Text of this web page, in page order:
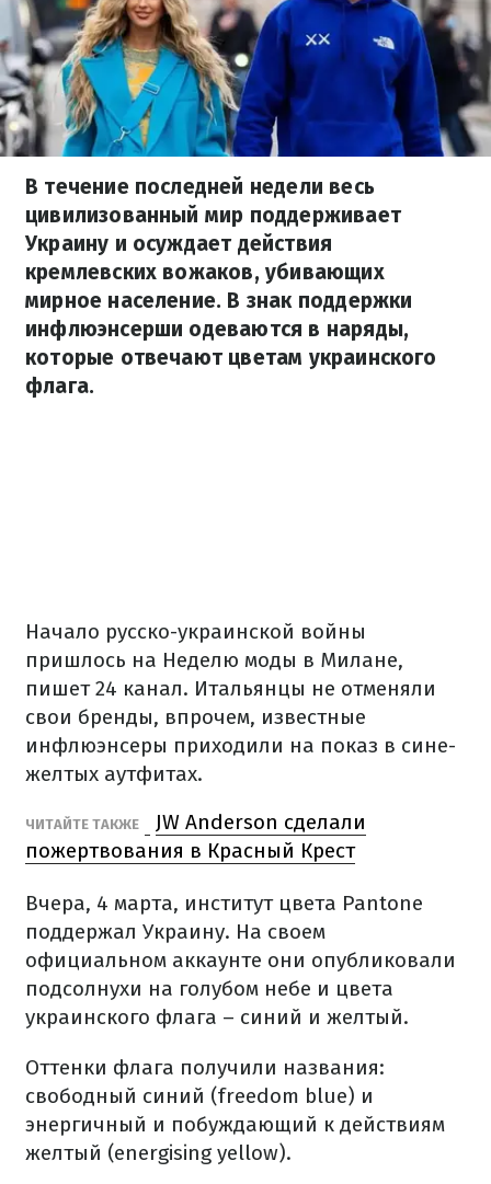
В течение последней недели весь
цивилизованный мир поддерживает
Украину и осуждает действия
кремлевских вожаков, убивающих
мирное население. В знак поддержки
инфлюэнсерши одеваются в наряды,
которые отвечают цветам украинского
флага.
Начало русско-украинской войны
пришлось на Неделю моды в Милане,
пишет 24 канал. Итальянцы не отменяли
свои бренды, впрочем, известные
инфлюэнсеры приходили на показ в сине-
желтых аутфитах.
ЧИТАЙТЕ ТАКЖЕ
JW Anderson сделали
пожертвования в Красный Крест
Вчера, 4 марта, институт цвета Pantone
поддержал Украину. На своем
официальном аккаунте они опубликовали
подсолнухи на голубом небе и цвета
украинского флага – синий и желтый.
Оттенки флага получили названия:
свободный синий (freedom blue) и
энергичный и побуждающий к действиям
желтый (energising yellow).